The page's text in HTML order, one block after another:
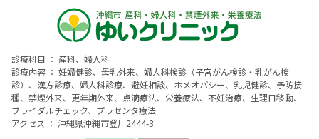
診療科目 ： 産科、婦人科
診療内容 ： 妊婦健診、母乳外来、婦人科検診（子宮がん検診・乳がん検
診）、漢方診療、婦人科診療、避妊相談、ホメオパシー、乳児健診、予防接
種、禁煙外来、更年期外来、点滴療法、栄養療法、不妊治療、生理日移動、
ブライダルチェック、プラセンタ療法
アクセス ： 沖縄県沖縄市登川2444-3